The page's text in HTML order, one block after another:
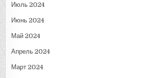
Июль 2024
Июнь 2024
Май 2024
Апрель 2024
Март 2024